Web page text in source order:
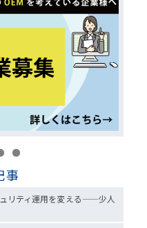
事
リティ運用を変える——少人